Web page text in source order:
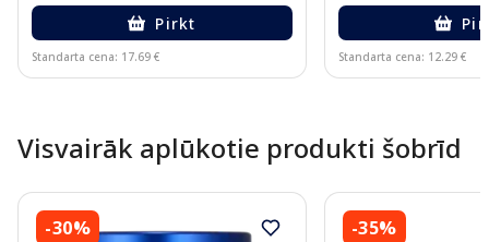
Pirkt
Standarta cena: 17.69 € Standarta cena: 12.29 €
Visvairāk aplūkotie produkti šobrīd
-30% -35%